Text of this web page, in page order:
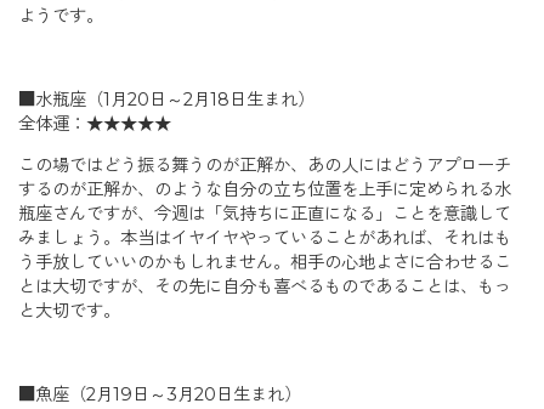
ようです。
■水瓶座（1月20日～2月18日生まれ）
全体運：★★★★★
この場ではどう振る舞うのが正解か、あの人にはどうアプローチ
するのが正解か、のような自分の立ち位置を上手に定められる水
瓶座さんですが、今週は「気持ちに正直になる」ことを意識して
みましょう。本当はイヤイヤやっていることがあれば、それはも
う手放していいのかもしれません。相手の心地よさに合わせるこ
とは大切ですが、その先に自分も喜べるものであることは、もっ
と大切です。
■魚座（2月19日～3月20日生まれ）